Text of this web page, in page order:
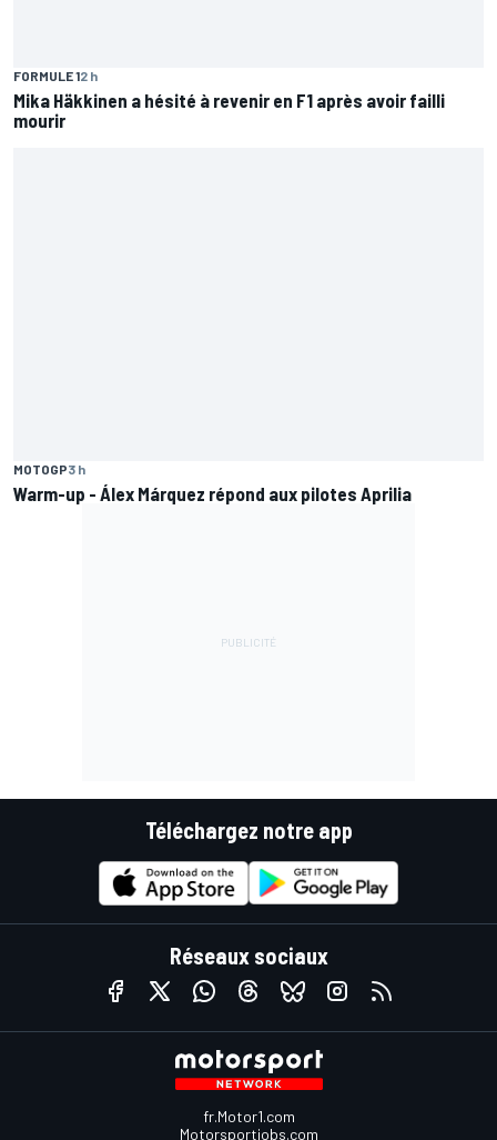
FORMULE 12 h
Mika Häkkinen a hésité à revenir en F1 après avoir failli
mourir
MOTOGP3 h
Warm-up - Álex Márquez répond aux pilotes Aprilia
Téléchargez notre app
Réseaux sociaux
fr.Motor1.com
Motorsportjobs.com